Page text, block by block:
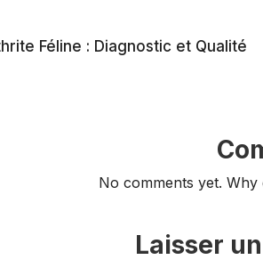
Féline : Diagnostic et Qualité
No comments yet. Why
Laisser